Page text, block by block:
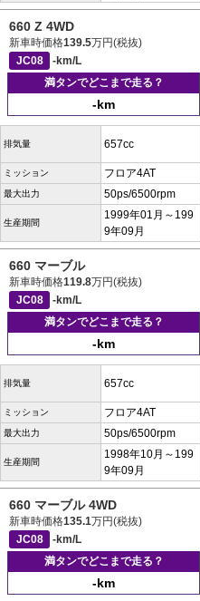
660 Z 4WD
新車時価格139.5万円(税抜)
JC08
-km/L
満タンでどこまで走る？
-km
排気量 657cc
ミッション フロア4AT
最大出力 50ps/6500rpm
生産期間
1999年01月～199
9年09月
660 マーブル
新車時価格119.8万円(税抜)
JC08
-km/L
満タンでどこまで走る？
-km
排気量 657cc
ミッション フロア4AT
最大出力 50ps/6500rpm
生産期間
1998年10月～199
9年09月
660 マーブル 4WD
新車時価格135.1万円(税抜)
JC08
-km/L
満タンでどこまで走る？
-km